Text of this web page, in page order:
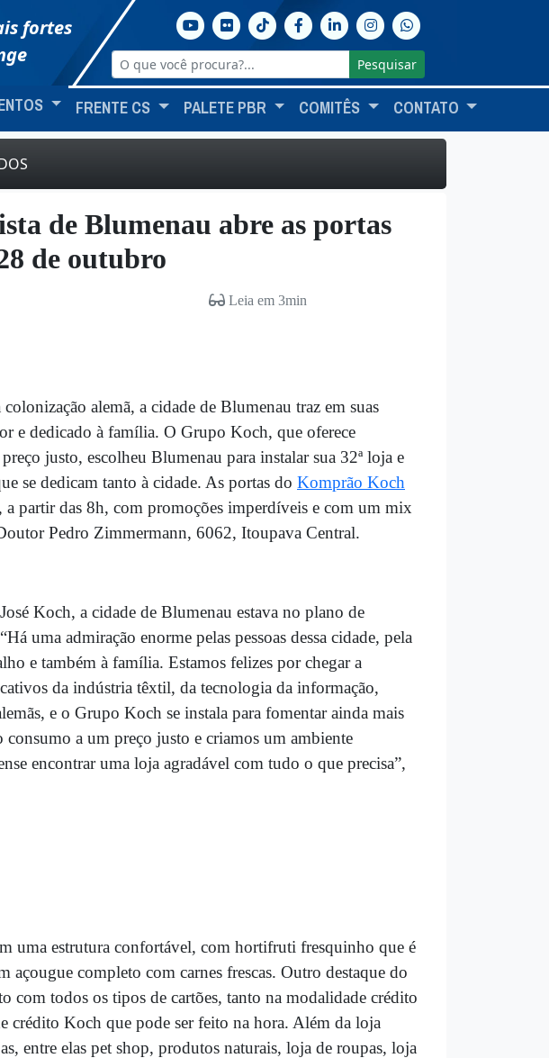
fortes
Pesquisar
FRENTE CS PALETE PBR COMITÊS CONTATO
de Blumenau abre as portas
de outubro
Leia em 3min
alemã, a cidade de Blumenau traz em suas
e dedicado à família. O Grupo Koch, que oferece
justo, escolheu Blumenau para instalar sua 32ª loja e
se dedicam tanto à cidade. As portas do Komprão Koch
a partir das 8h, com promoções imperdíveis e com um mix
Pedro Zimmermann, 6062, Itoupava Central.
Koch, a cidade de Blumenau estava no plano de
uma admiração enorme pelas pessoas dessa cidade, pela
e também à família. Estamos felizes por chegar a
da indústria têxtil, da tecnologia da informação,
e o Grupo Koch se instala para fomentar ainda mais
consumo a um preço justo e criamos um ambiente
encontrar uma loja agradável com tudo o que precisa”,
uma estrutura confortável, com hortifruti fresquinho que é
açougue completo com carnes frescas. Outro destaque do
com todos os tipos de cartões, tanto na modalidade crédito
crédito Koch que pode ser feito na hora. Além da loja
entre elas pet shop, produtos naturais, loja de roupas, loja